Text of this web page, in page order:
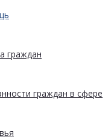
граждан
граждан в сфере